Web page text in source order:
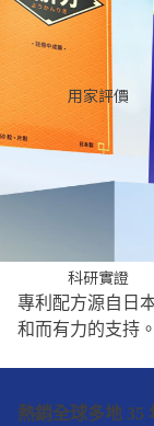
用家評價
科研實證
專利配方源自日
和而有力的支持
熱銷全球多地 35